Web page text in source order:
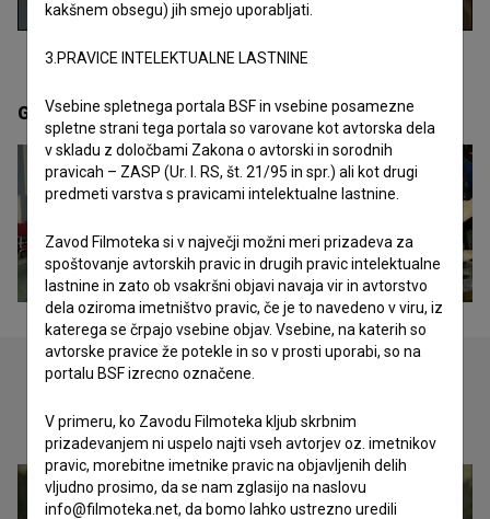
Galerija(4)
Oglejte si
kakšnem obsegu) jih smejo uporabljati.
3.PRAVICE INTELEKTUALNE LASTNINE
Vsebine spletnega portala BSF in vsebine posamezne
spletne strani tega portala so varovane kot avtorska dela
v skladu z določbami Zakona o avtorski in sorodnih
pravicah – ZASP (Ur. l. RS, št. 21/95 in spr.) ali kot drugi
predmeti varstva s pravicami intelektualne lastnine.
Zavod Filmoteka si v največji možni meri prizadeva za
spoštovanje avtorskih pravic in drugih pravic intelektualne
lastnine in zato ob vsakršni objavi navaja vir in avtorstvo
dela oziroma imetništvo pravic, če je to navedeno v viru, iz
katerega se črpajo vsebine objav. Vsebine, na katerih so
avtorske pravice že potekle in so v prosti uporabi, so na
portalu BSF izrecno označene.
V primeru, ko Zavodu Filmoteka kljub skrbnim
prizadevanjem ni uspelo najti vseh avtorjev oz. imetnikov
pravic, morebitne imetnike pravic na objavljenih delih
vljudno prosimo, da se nam zglasijo na naslovu
info@filmoteka.net, da bomo lahko ustrezno uredili